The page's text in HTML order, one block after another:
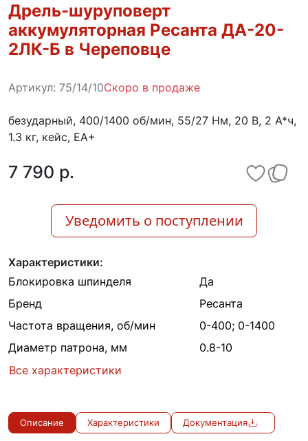
Дрель-шуруповерт
аккумуляторная Ресанта ДА-20-
2ЛК-Б в Череповце
Артикул: 75/14/10Скоро в продаже
безударный, 400/1400 об/мин, 55/27 Нм, 20 В, 2 А*ч,
1.3 кг, кейс, ЕА+
7 790 p.
Уведомить о поступлении
Характеристики:
Блокировка шпинделя
Да
Бренд
Ресанта
Частота вращения, об/мин
0-400; 0-1400
Диаметр патрона, мм
0.8-10
Все характеристики
Описание Характеристики Документация